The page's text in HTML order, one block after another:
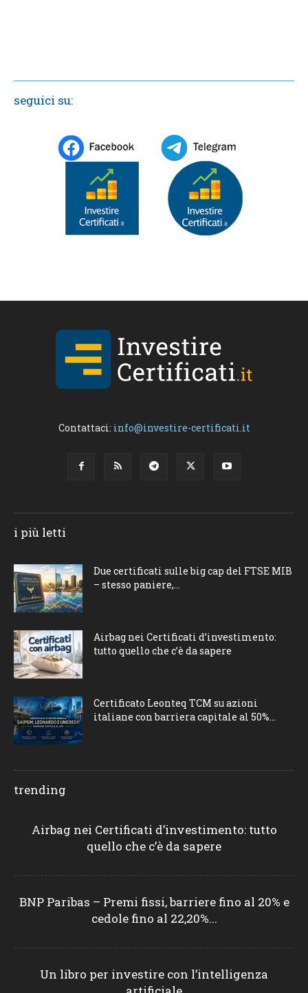
seguici su:
Contattaci: info@investire-certificati.it
i più letti
Due certificati sulle big cap del FTSE MIB
– stesso paniere,...
Airbag nei Certificati d’investimento:
tutto quello che c’è da sapere
Certificato Leonteq TCM su azioni
italiane con barriera capitale al 50%...
trending
Airbag nei Certificati d’investimento: tutto
quello che c’è da sapere
BNP Paribas – Premi fissi, barriere fino al 20% e
cedole fino al 22,20%...
Un libro per investire con l’intelligenza